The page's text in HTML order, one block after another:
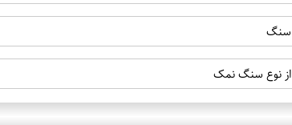
سنگ
از نوع سنگ نمک